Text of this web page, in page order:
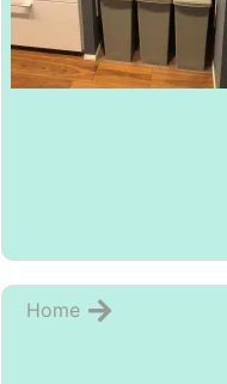
Home